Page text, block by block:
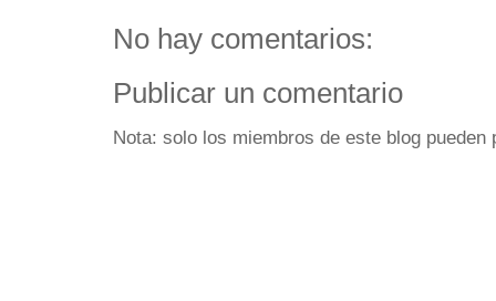
No hay comentarios:
Publicar un comentario
Nota: solo los miembros de este blog pueden